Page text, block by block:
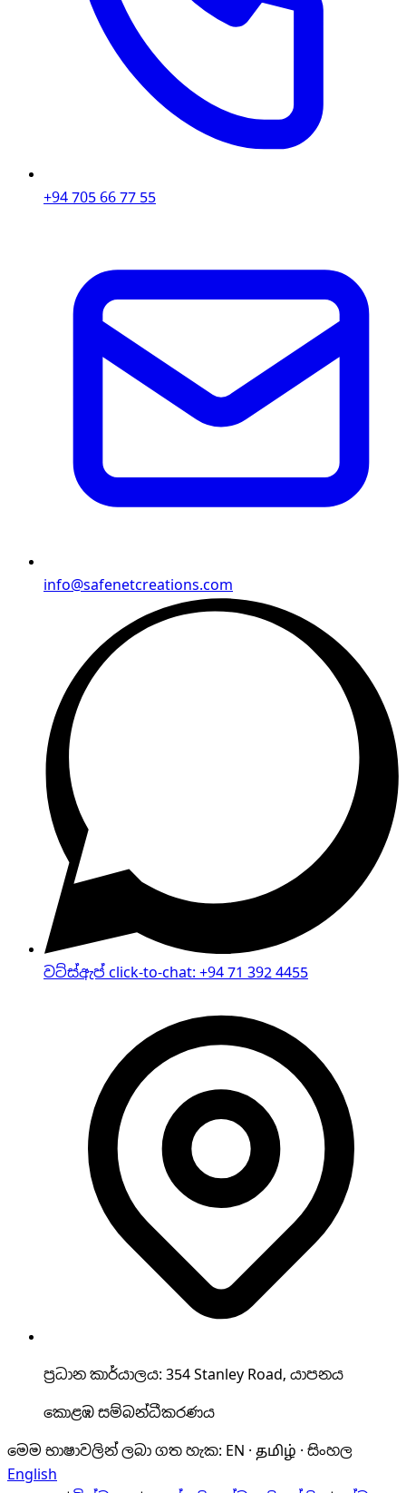
+94 705 66 77 55
info@safenetcreations.com
වට්ස්ඇප් click-to-chat:+94 71 392 4455
ප්‍රධාන කාර්යාලය: 354 Stanley Road, යාපනය
කොළඹ සම්බන්ධීකරණය
මෙම භාෂාවලින් ලබා ගත හැක: EN · தமிழ் · සිංහල
English